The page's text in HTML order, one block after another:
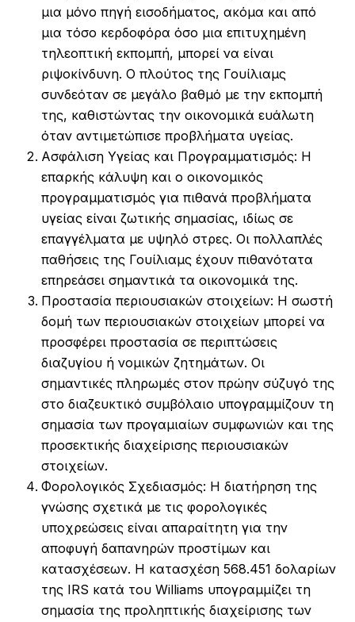
μια μόνο πηγή εισοδήματος, ακόμα και από
μια τόσο κερδοφόρα όσο μια επιτυχημένη
τηλεοπτική εκπομπή, μπορεί να είναι
ριψοκίνδυνη. Ο πλούτος της Γουίλιαμς
συνδεόταν σε μεγάλο βαθμό με την εκπομπή
της, καθιστώντας την οικονομικά ευάλωτη
όταν αντιμετώπισε προβλήματα υγείας.
Ασφάλιση Υγείας και Προγραμματισμός: Η
επαρκής κάλυψη και ο οικονομικός
προγραμματισμός για πιθανά προβλήματα
υγείας είναι ζωτικής σημασίας, ιδίως σε
επαγγέλματα με υψηλό στρες. Οι πολλαπλές
παθήσεις της Γουίλιαμς έχουν πιθανότατα
επηρεάσει σημαντικά τα οικονομικά της.
Προστασία περιουσιακών στοιχείων: Η σωστή
δομή των περιουσιακών στοιχείων μπορεί να
προσφέρει προστασία σε περιπτώσεις
διαζυγίου ή νομικών ζητημάτων. Οι
σημαντικές πληρωμές στον πρώην σύζυγό της
στο διαζευκτικό συμβόλαιο υπογραμμίζουν τη
σημασία των προγαμιαίων συμφωνιών και της
προσεκτικής διαχείρισης περιουσιακών
στοιχείων.
Φορολογικός Σχεδιασμός: Η διατήρηση της
γνώσης σχετικά με τις φορολογικές
υποχρεώσεις είναι απαραίτητη για την
αποφυγή δαπανηρών προστίμων και
κατασχέσεων. Η κατασχέση 568.451 δολαρίων
της IRS κατά του Williams υπογραμμίζει τη
σημασία της προληπτικής διαχείρισης των